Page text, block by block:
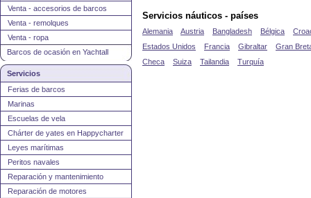
Venta - accesorios de barcos
Venta - remolques
Venta - ropa
Barcos de ocasión en Yachtall
Servicios
Ferias de barcos
Marinas
Escuelas de vela
Chárter de yates en Happycharter
Leyes marítimas
Peritos navales
Reparación y mantenimiento
Reparación de motores
Servicios náuticos - países
Alemania Austria Bangladesh Bélgica
Estados Unidos
Francia Gibraltar
Gran
Checa
Suiza Tailandia Turquía